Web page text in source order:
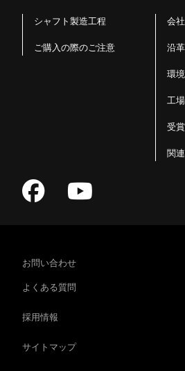
シャフト製造工程
ご購入の際のご注意
会
沿革
環
工
受
関
お問い合わせ
よくある質問
採用情報
サイトマップ